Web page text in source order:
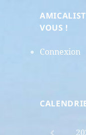
VOUS !
Connexion